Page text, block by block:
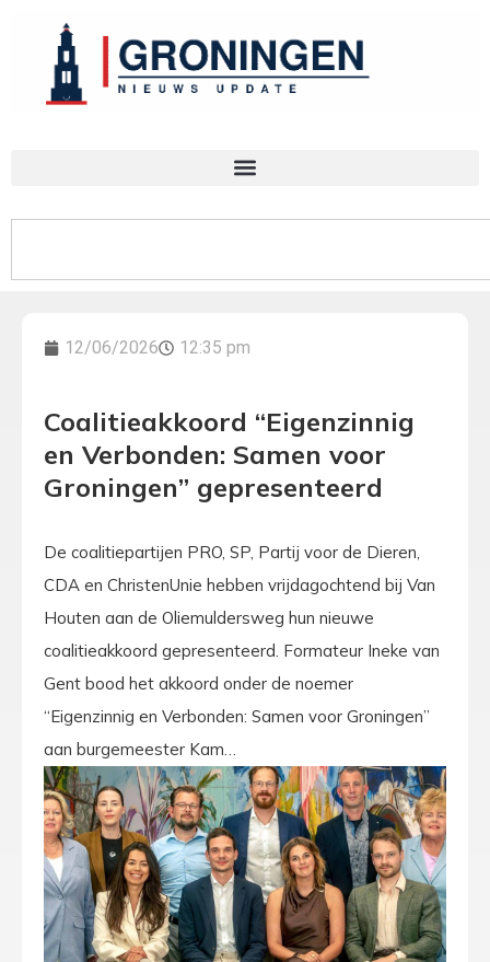
12/06/2026 12:35 pm
Coalitieakkoord “Eigenzinnig
en Verbonden: Samen voor
Groningen” gepresenteerd
De coalitiepartijen PRO, SP, Partij voor de Dieren,
CDA en ChristenUnie hebben vrijdagochtend bij Van
Houten aan de Oliemuldersweg hun nieuwe
coalitieakkoord gepresenteerd. Formateur Ineke van
Gent bood het akkoord onder de noemer
“Eigenzinnig en Verbonden: Samen voor Groningen”
aan burgemeester Kam…